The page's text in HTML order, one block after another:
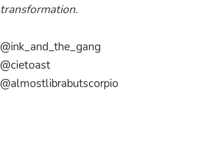
transformation.
@ink_and_the_gang
@cietoast
@almostlibrabutscorpio